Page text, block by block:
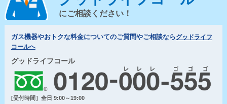
にご相談ください！
ガス機器やおトクな料金についてのご質問やご相談ならグッドライフ
コールへ
グッドライフコール
[受付時間］全日 9:00～19:00